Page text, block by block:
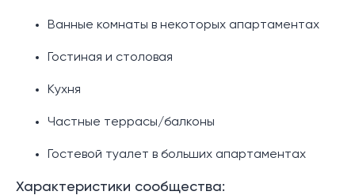
Ванные комнаты в некоторых апартаментах
Гостиная и столовая
Кухня
Частные террасы/балконы
Гостевой туалет в больших апартаментах
Характеристики сообщества: